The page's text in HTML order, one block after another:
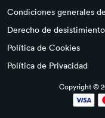
Italia
Condiciones generales
Derecho de desistimiento
Política de Cookies
Política de Privacidad
Copyright ©